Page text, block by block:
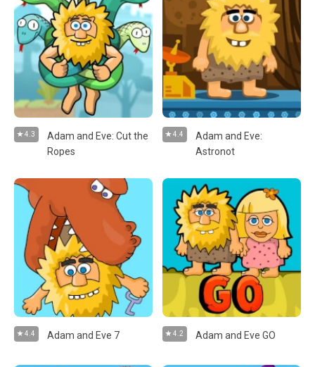
4.3
Adam and Eve: Cut the
Ropes
4.4
Adam and Eve:
Astronot
4.4 Adam and Eve 7 4.2 Adam and Eve GO